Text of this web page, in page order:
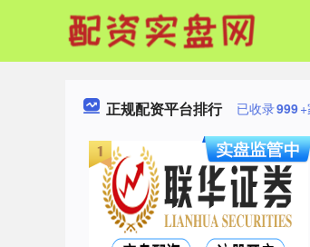
正规配资平台排行 已收录999